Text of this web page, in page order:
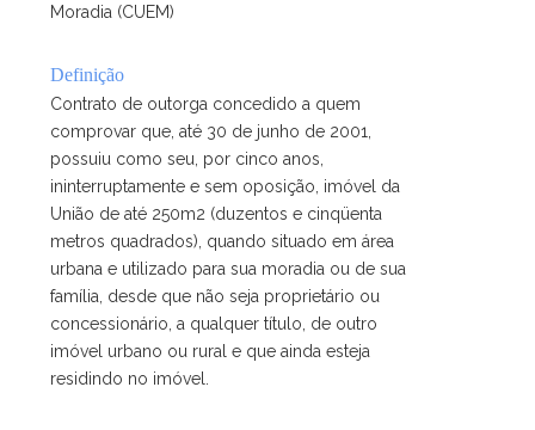
Moradia (CUEM)
Definição
Contrato de outorga concedido a quem
comprovar que, até 30 de junho de 2001,
possuiu como seu, por cinco anos,
ininterruptamente e sem oposição, imóvel da
União de até 250m2 (duzentos e cinqüenta
metros quadrados), quando situado em área
urbana e utilizado para sua moradia ou de sua
família, desde que não seja proprietário ou
concessionário, a qualquer título, de outro
imóvel urbano ou rural e que ainda esteja
residindo no imóvel.